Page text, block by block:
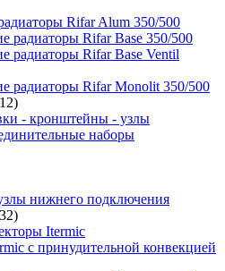
Rifar Alum 350/500
радиаторы Rifar Base 350/500
радиаторы Rifar Base Ventil
радиаторы Rifar Monolit 350/500
- кронштейны - узлы
наборы
нижнего подключения
Itermic
c принудительной конвекцией